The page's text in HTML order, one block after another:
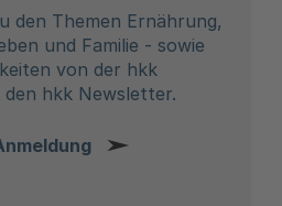
den Themen Ernährung,
und Familie - sowie
von der hkk
hkk Newsletter.